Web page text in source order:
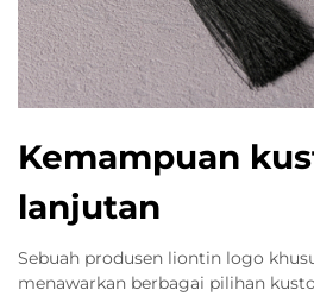
Kemampuan
lanjutan
Sebuah produsen liontin logo
menawarkan berbagai pilihan